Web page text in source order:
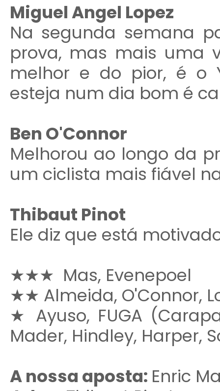
Miguel Angel Lopez
Na segunda semana
prova, mas mais uma
melhor e do pior, é o
esteja num dia bom é
Ben O'Connor
Melhorou ao longo da
um ciclista mais fiável
Thibaut Pinot
Ele diz que está
★★★ Mas, Evenepoel
★★ Almeida, O'Connor,
★ Ayuso, FUGA
Mader, Hindley, Harper,
A nossa aposta: Enric